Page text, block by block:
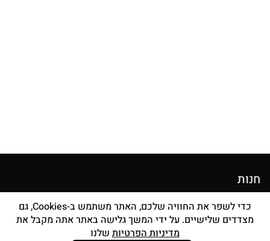
חנות
מוצרי איפור
סטים מברשות
כדי לשפר את החוויה שלכם, האתר משתמש ב-Cookies, גם
מצדדים שלישיים. על ידי המשך גלישה באתר אתה מקבל את
מדיניות הפרטיות שלנו